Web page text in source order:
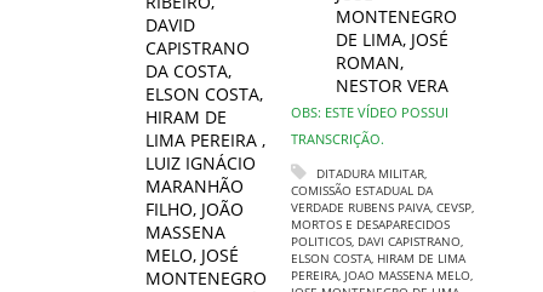
DAVID
CAPISTRANO
DA COSTA,
ELSON COSTA,
HIRAM DE
LIMA PEREIRA ,
LUIZ IGNÁCIO
MARANHÃO
FILHO, JOÃO
MASSENA
MELO, JOSÉ
MONTENEGRO
MONTENEGRO
DE LIMA, JOSÉ
ROMAN,
NESTOR VERA
OBS: ESTE VÍDEO POSSUI
TRANSCRIÇÃO.
DITADURA MILITAR,
COMISSÃO ESTADUAL DA
VERDADE RUBENS PAIVA, CEVSP,
MORTOS E DESAPARECIDOS
POLITICOS, DAVI CAPISTRANO,
ELSON COSTA, HIRAM DE LIMA
PEREIRA, JOAO MASSENA MELO,